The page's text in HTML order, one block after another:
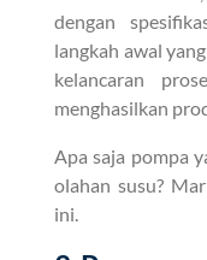
dengan
langkah awal
kelancaran
menghasilkan
Apa saja pompa
olahan susu?
ini.